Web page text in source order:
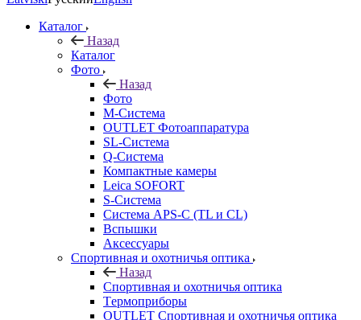
Каталог
Назад
Каталог
Фото
Назад
Фото
M-Система
OUTLET Фотоаппаратура
SL-Система
Q-Cистема
Компактные камеры
Leica SOFORT
S-Система
Система APS-C (TL и CL)
Вспышки
Аксессуары
Спортивная и охотничья оптика
Назад
Спортивная и охотничья оптика
Tермоприборы
OUTLET Спортивная и охотничья оптика